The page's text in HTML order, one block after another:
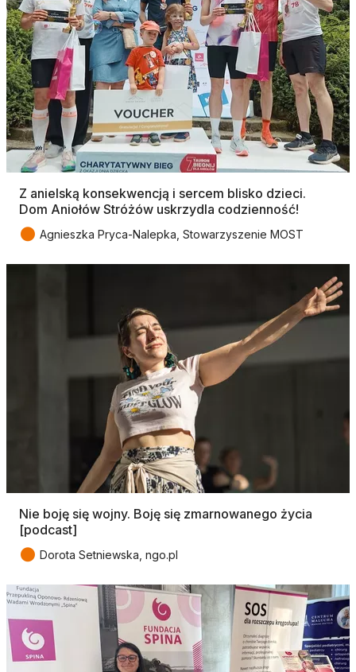
Z anielską konsekwencją i sercem blisko dzieci.
Dom Aniołów Stróżów uskrzydla codzienność!
● Agnieszka Pryca-Nalepka, Stowarzyszenie MOST
Nie boję się wojny. Boję się zmarnowanego życia
[podcast]
● Dorota Setniewska, ngo.pl